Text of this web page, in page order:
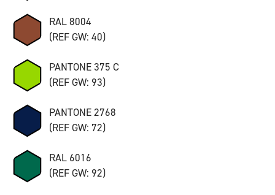
RAL 8004
(REF GW: 40)
PANTONE 375 C
(REF GW: 93)
PANTONE 2768
(REF GW: 72)
RAL 6016
(REF GW: 92)